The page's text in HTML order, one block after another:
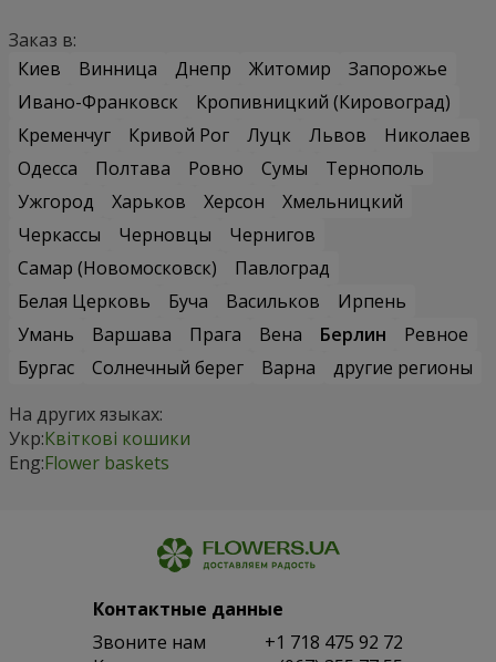
Заказ в:
Киев
Винница Днепр Житомир
Запорожье
Ивано-Франковск
Кропивницкий (Кировоград)
Кременчуг
Кривой Рог Луцк Львов
Николаев
Одесса
Полтава Ровно Сумы
Тернополь
Ужгород
Харьков Херсон
Хмельницкий
Черкассы
Черновцы
Чернигов
Самар (Новомосковск)
Павлоград
Белая Церковь
Буча Васильков
Ирпень
Умань
Варшава Прага Вена Берлин
Ревное
Бургас
Солнечный берег Варна
другие регионы
На других языках:
Укр:Квіткові кошики
Eng:Flower baskets
Контактные данные
Звоните нам
+1 718 475 92 72